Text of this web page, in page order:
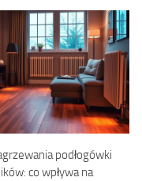
podłogówki
co wpływa na